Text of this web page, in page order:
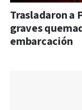
Trasladaron a
graves
embarcación